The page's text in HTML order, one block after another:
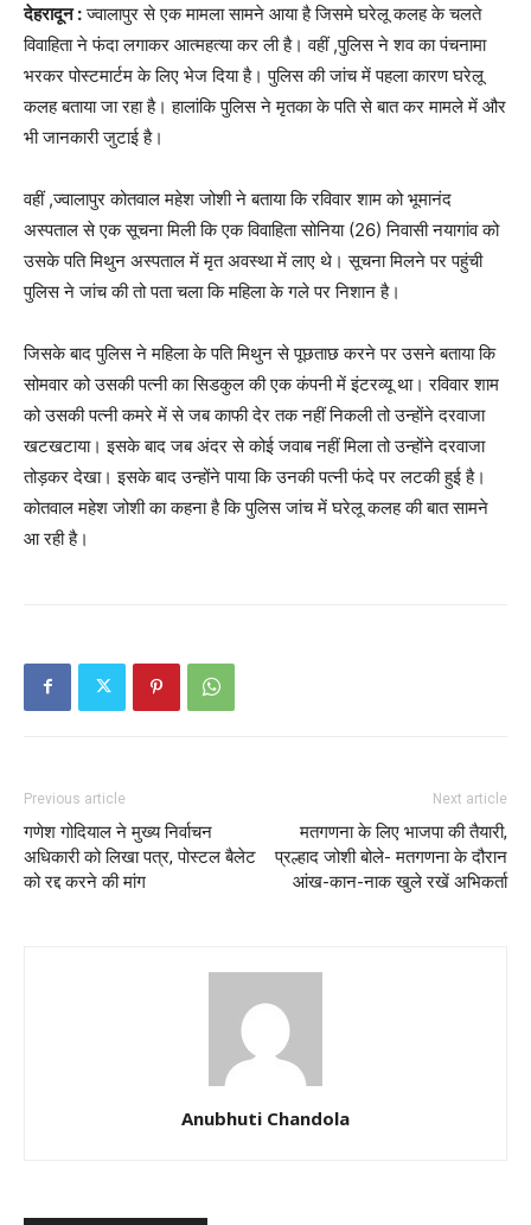
देहरादून :ज्वालापुर से एक मामला सामने आया है जिसमे घरेलू कलह के चलते
विवाहिता ने फंदा लगाकर आत्महत्या कर ली है। वहीं ,पुलिस ने शव का पंचनामा
भरकर पोस्टमार्टम के लिए भेज दिया है। पुलिस की जांच में पहला कारण घरेलू
कलह बताया जा रहा है। हालांकि पुलिस ने मृतका के पति से बात कर मामले में और
भी जानकारी जुटाई है।
वहीं ,ज्वालापुर कोतवाल महेश जोशी ने बताया कि रविवार शाम को भूमानंद
अस्पताल से एक सूचना मिली कि एक विवाहिता सोनिया (26) निवासी नयागांव को
उसके पति मिथुन अस्पताल में मृत अवस्था में लाए थे। सूचना मिलने पर पहुंची
पुलिस ने जांच की तो पता चला कि महिला के गले पर निशान है।
जिसके बाद पुलिस ने महिला के पति मिथुन से पूछताछ करने पर उसने बताया कि
सोमवार को उसकी पत्नी का सिडकुल की एक कंपनी में इंटरव्यू था। रविवार शाम
को उसकी पत्नी कमरे में से जब काफी देर तक नहीं निकली तो उन्होंने दरवाजा
खटखटाया। इसके बाद जब अंदर से कोई जवाब नहीं मिला तो उन्होंने दरवाजा
तोड़कर देखा। इसके बाद उन्होंने पाया कि उनकी पत्नी फंदे पर लटकी हुई है।
कोतवाल महेश जोशी का कहना है कि पुलिस जांच में घरेलू कलह की बात सामने
आ रही है।
Previous article
गणेश गोदियाल ने मुख्य निर्वाचन
अधिकारी को लिखा पत्र, पोस्टल बैलेट
को रद्द करने की मांग
Next article
मतगणना के लिए भाजपा की तैयारी,
प्रल्हाद जोशी बोले- मतगणना के दौरान
आंख-कान-नाक खुले रखें अभिकर्ता
Anubhuti Chandola